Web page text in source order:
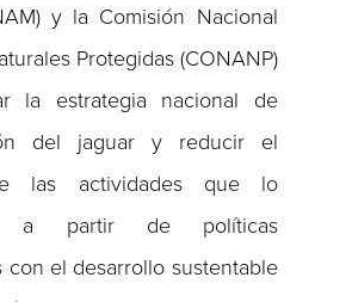
y la Comisión Nacional
Protegidas (CONANP)
la estrategia nacional de
del jaguar y reducir el
las actividades que lo
a partir de políticas
con el desarrollo sustentable